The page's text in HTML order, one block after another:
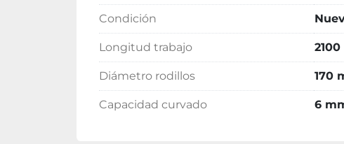
Condición
Longitud trabajo
Diámetro rodillos 170
Capacidad curvado 6